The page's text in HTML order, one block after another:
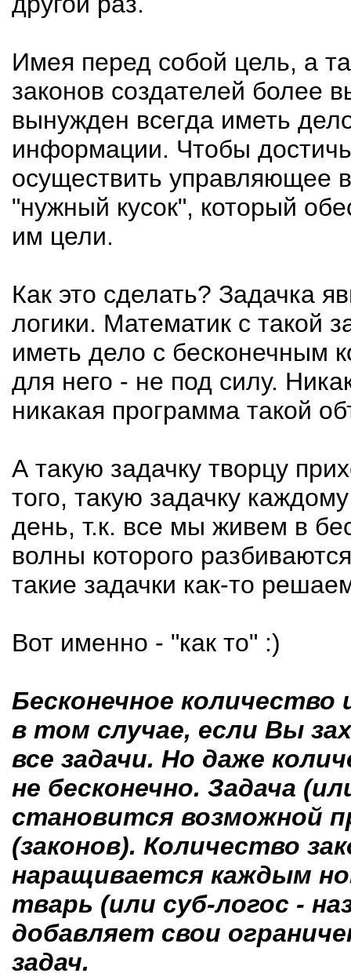
Имея перед собой цель, а
законов создателей более
вынужден всегда иметь
информации. Чтобы
осуществить управляющее
"нужный кусок", который
им цели.
Как это сделать? Задачка
логики. Математик с такой
иметь дело с бесконечным
для него - не под силу.
никакая программа такой
А такую задачку творцу
того, такую задачку
день, т.к. все мы живем в
волны которого
такие задачки как-то
Вот именно - "как то" :)
Бесконечное
в том случае, если Вы
все задачи. Но даже
не бесконечно. Задача
становится возможной
(законов). Количество
наращивается каждым
тварь (или суб-логос -
добавляет свои
задач.